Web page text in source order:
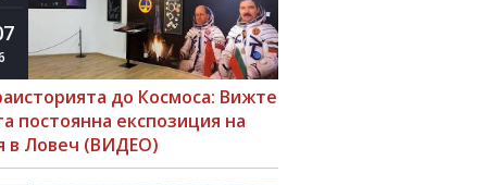
до Космоса: Вижте
постоянна експозиция на
в Ловеч (ВИДЕО)